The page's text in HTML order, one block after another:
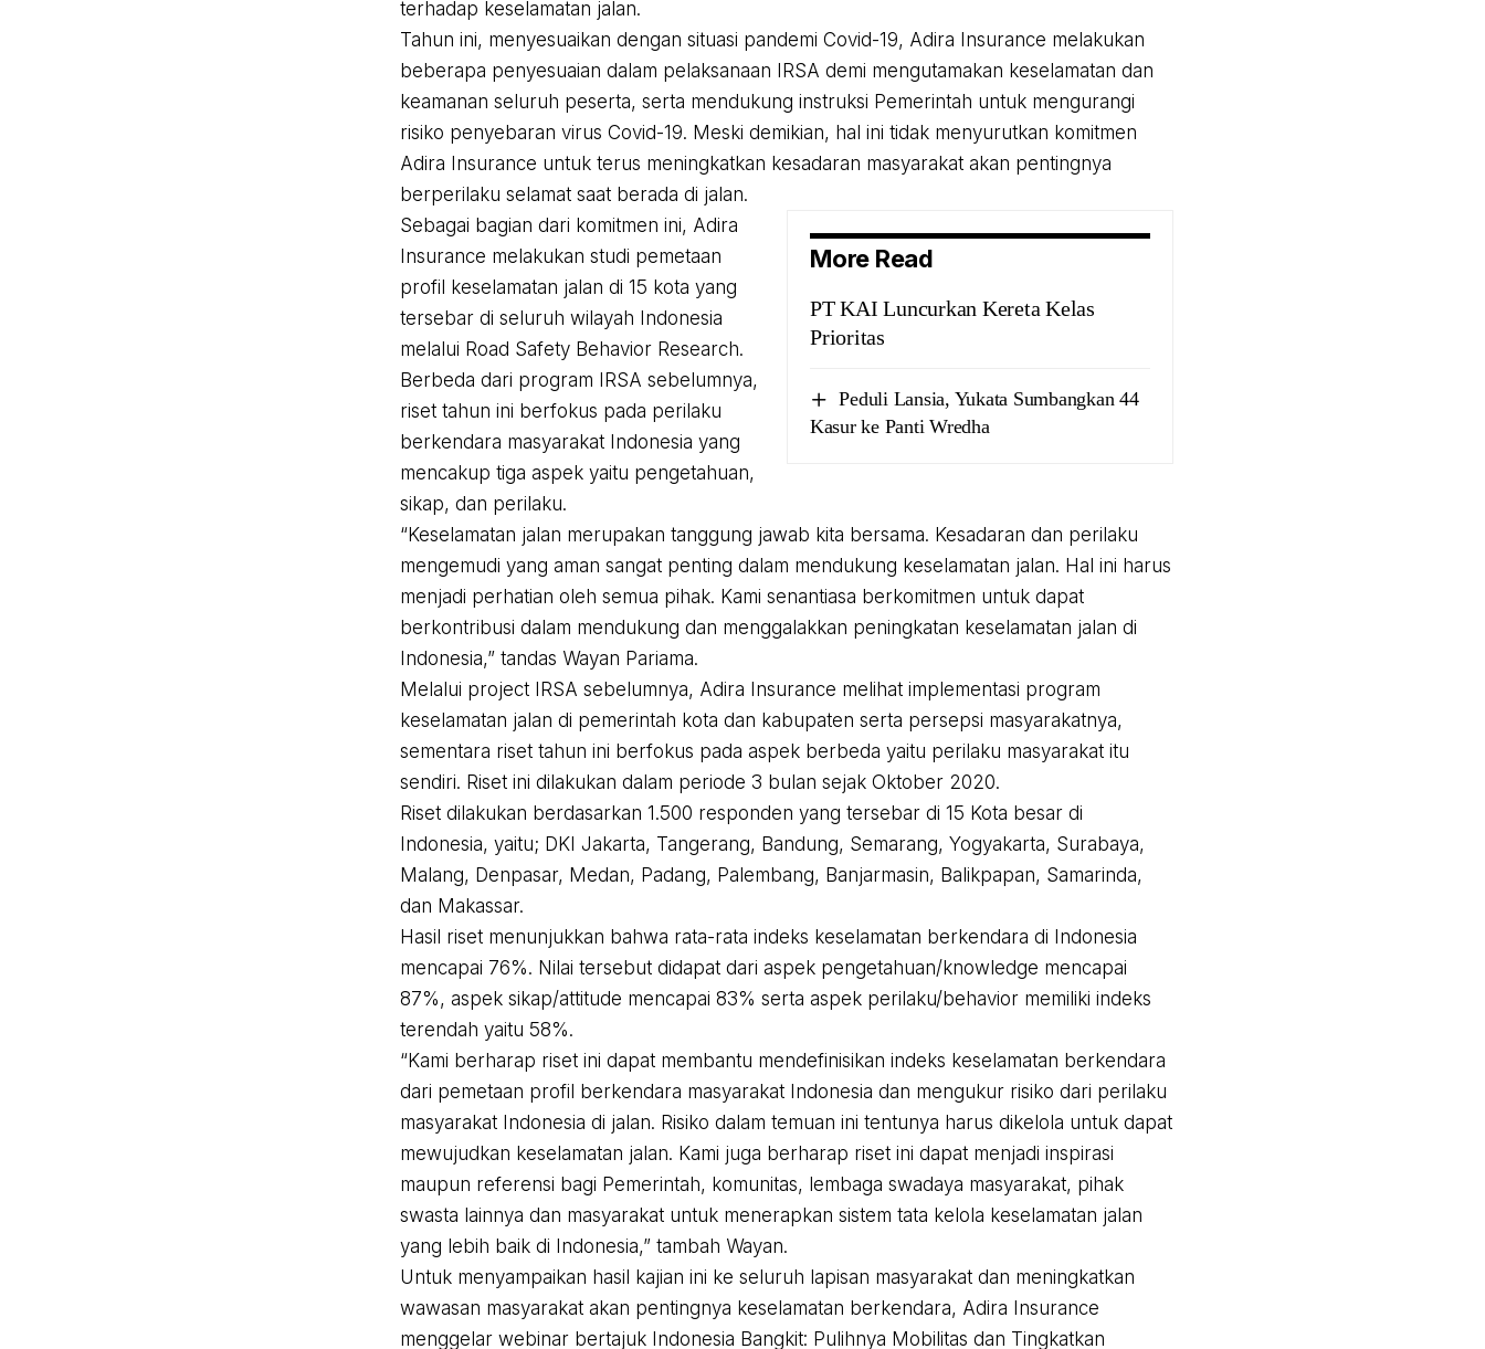
terhadap keselamatan jalan.
Tahun ini, menyesuaikan dengan situasi pandemi Covid-19, Adira Insurance melakukan
beberapa penyesuaian dalam pelaksanaan IRSA demi mengutamakan keselamatan dan
keamanan seluruh peserta, serta mendukung instruksi Pemerintah untuk mengurangi
risiko penyebaran virus Covid-19. Meski demikian, hal ini tidak menyurutkan komitmen
Adira Insurance untuk terus meningkatkan kesadaran masyarakat akan pentingnya
berperilaku selamat saat berada di jalan.
More Read
PT KAI Luncurkan Kereta Kelas
Prioritas
Peduli Lansia, Yukata Sumbangkan 44
Kasur ke Panti Wredha
Sebagai bagian dari komitmen ini, Adira
Insurance melakukan studi pemetaan
profil keselamatan jalan di 15 kota yang
tersebar di seluruh wilayah Indonesia
melalui Road Safety Behavior Research.
Berbeda dari program IRSA sebelumnya,
riset tahun ini berfokus pada perilaku
berkendara masyarakat Indonesia yang
mencakup tiga aspek yaitu pengetahuan,
sikap, dan perilaku.
“Keselamatan jalan merupakan tanggung jawab kita bersama. Kesadaran dan perilaku
mengemudi yang aman sangat penting dalam mendukung keselamatan jalan. Hal ini harus
menjadi perhatian oleh semua pihak. Kami senantiasa berkomitmen untuk dapat
berkontribusi dalam mendukung dan menggalakkan peningkatan keselamatan jalan di
Indonesia,” tandas Wayan Pariama.
Melalui project IRSA sebelumnya, Adira Insurance melihat implementasi program
keselamatan jalan di pemerintah kota dan kabupaten serta persepsi masyarakatnya,
sementara riset tahun ini berfokus pada aspek berbeda yaitu perilaku masyarakat itu
sendiri. Riset ini dilakukan dalam periode 3 bulan sejak Oktober 2020.
Riset dilakukan berdasarkan 1.500 responden yang tersebar di 15 Kota besar di
Indonesia, yaitu; DKI Jakarta, Tangerang, Bandung, Semarang, Yogyakarta, Surabaya,
Malang, Denpasar, Medan, Padang, Palembang, Banjarmasin, Balikpapan, Samarinda,
dan Makassar.
Hasil riset menunjukkan bahwa rata-rata indeks keselamatan berkendara di Indonesia
mencapai 76%. Nilai tersebut didapat dari aspek pengetahuan/knowledge mencapai
87%, aspek sikap/attitude mencapai 83% serta aspek perilaku/behavior memiliki indeks
terendah yaitu 58%.
“Kami berharap riset ini dapat membantu mendefinisikan indeks keselamatan berkendara
dari pemetaan profil berkendara masyarakat Indonesia dan mengukur risiko dari perilaku
masyarakat Indonesia di jalan. Risiko dalam temuan ini tentunya harus dikelola untuk dapat
mewujudkan keselamatan jalan. Kami juga berharap riset ini dapat menjadi inspirasi
maupun referensi bagi Pemerintah, komunitas, lembaga swadaya masyarakat, pihak
swasta lainnya dan masyarakat untuk menerapkan sistem tata kelola keselamatan jalan
yang lebih baik di Indonesia,” tambah Wayan.
Untuk menyampaikan hasil kajian ini ke seluruh lapisan masyarakat dan meningkatkan
wawasan masyarakat akan pentingnya keselamatan berkendara, Adira Insurance
menggelar webinar bertajuk Indonesia Bangkit: Pulihnya Mobilitas dan Tingkatkan